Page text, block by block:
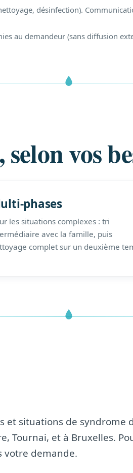
désinfection).
au demandeur (sans diffusion
vos
phases
les situations complexes : tri
avec la famille, puis
complet sur un deuxième
et situations de syndrome
Tournai, et à Bruxelles.
votre demande.